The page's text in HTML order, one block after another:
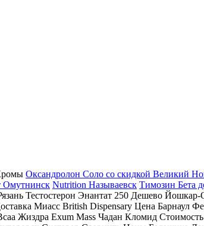
Оксандролон Соло со скидкой Великий
Омутнинск Nutrition Называевск Tимозин Бета
Тестостерон Энантат 250 Дешево
Миасс British Dispensary Цена Барнаул
Жиздра Exum Mass Чадан Кломид